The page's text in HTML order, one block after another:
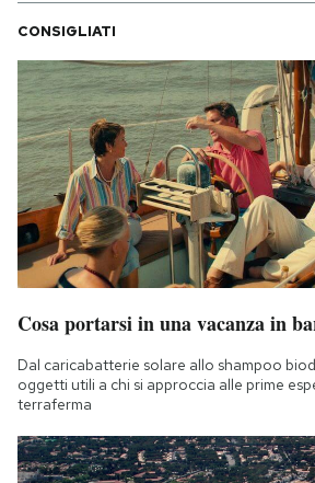
CONSIGLIATI
Cosa portarsi in una vacanza in
Dal caricabatterie solare allo shampoo
oggetti utili a chi si approccia alle prime
terraferma